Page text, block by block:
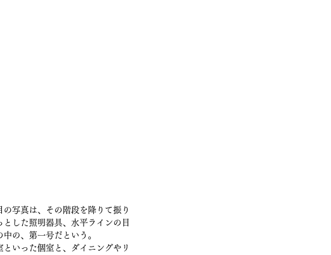
写真は、その階段を降りて振り
した照明器具、水平ラインの目
の、第一号だという。
いった個室と、ダイニングやリ